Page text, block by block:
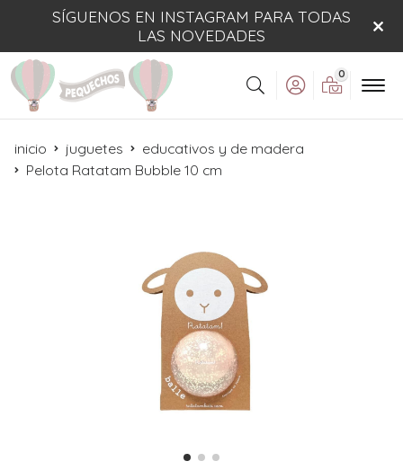
SÍGUENOS EN INSTAGRAM PARA TODAS
LAS NOVEDADES
Buscar
0
inicio juguetes
educativos y de madera
Pelota Ratatam Bubble 10 cm